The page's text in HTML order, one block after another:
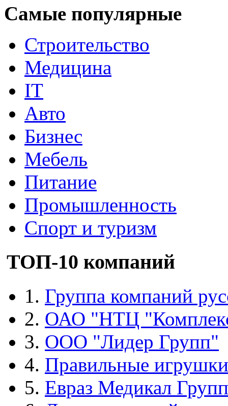
Самые популярные
Строительство
Медицина
IT
Авто
Бизнес
Мебель
Питание
Промышленность
Спорт и туризм
ТОП-10 компаний
1. Группа компаний
2. ОАО "НТЦ
3. ООО "Лидер Групп"
4. Правильные игрушки
5. Евраз Медикал Групп